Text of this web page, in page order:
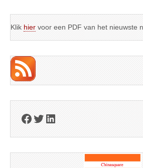
Klik hier voor een PDF van het nieuwste
Facebook
Twitter
LinkedIn